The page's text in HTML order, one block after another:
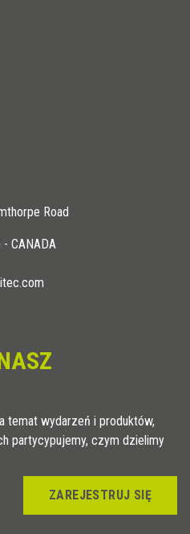
Road
CANADA
temat wydarzeń i produktów,
partycypujemy, czym dzielimy
ZAREJESTRUJ SIĘ